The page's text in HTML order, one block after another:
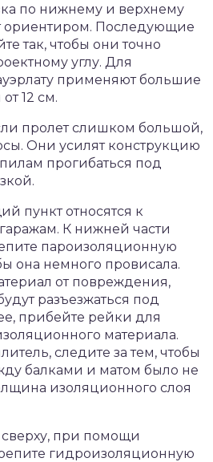
по нижнему и верхнему
ориентиром. Последующие
так, чтобы они точно
углу. Для
применяют большие
12 см.
пролет слишком большой,
Они усилят конструкцию
прогибаться под
пункт относятся к
К нижней части
пароизоляционную
она немного провисала.
от повреждения,
разъезжаться под
прибейте рейки для
материала.
следите за тем, чтобы
балками и матом было не
изоляционного слоя
при помощи
гидроизоляционную